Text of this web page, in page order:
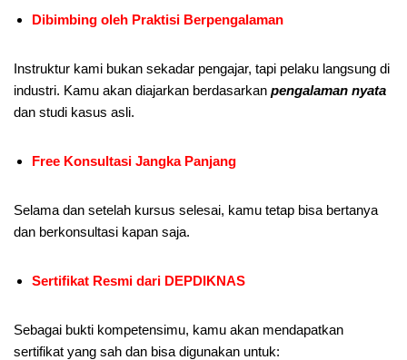
Dibimbing oleh Praktisi Berpengalaman
Instruktur kami bukan sekadar pengajar, tapi pelaku langsung di
industri. Kamu akan diajarkan berdasarkan pengalaman nyata
dan studi kasus asli.
Free Konsultasi Jangka Panjang
Selama dan setelah kursus selesai, kamu tetap bisa bertanya
dan berkonsultasi kapan saja.
Sertifikat Resmi dari DEPDIKNAS
Sebagai bukti kompetensimu, kamu akan mendapatkan
sertifikat yang sah dan bisa digunakan untuk: